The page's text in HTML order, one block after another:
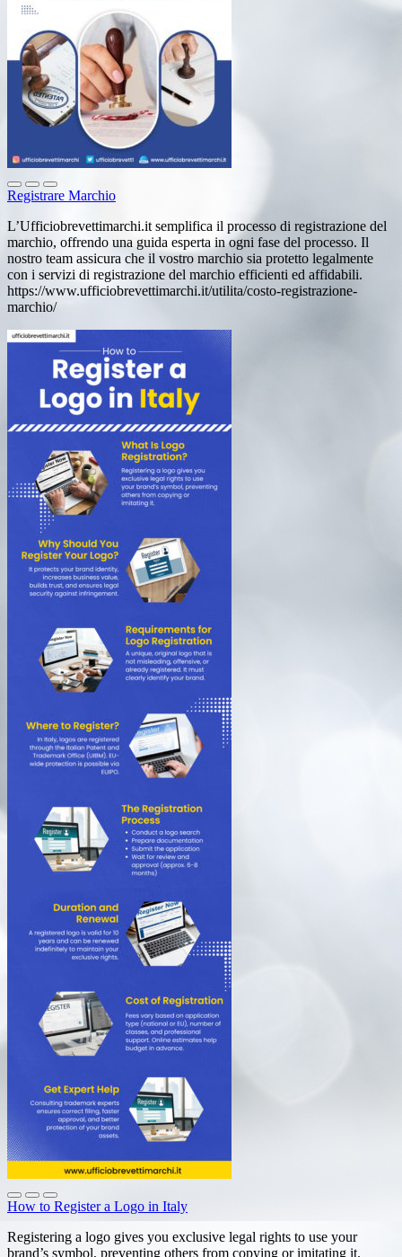
Registrare Marchio
L’Ufficiobrevettimarchi.it semplifica il processo di registrazione del
marchio, offrendo una guida esperta in ogni fase del processo. Il
nostro team assicura che il vostro marchio sia protetto legalmente
con i servizi di registrazione del marchio efficienti ed affidabili.
https://www.ufficiobrevettimarchi.it/utilita/costo-registrazione-
marchio/
How to Register a Logo in Italy
Registering a logo gives you exclusive legal rights to use your
brand’s symbol, preventing others from copying or imitating it.